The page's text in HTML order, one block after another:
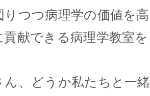
りつつ病理学の価値を
貢献できる病理学教室
、どうか私たちと一